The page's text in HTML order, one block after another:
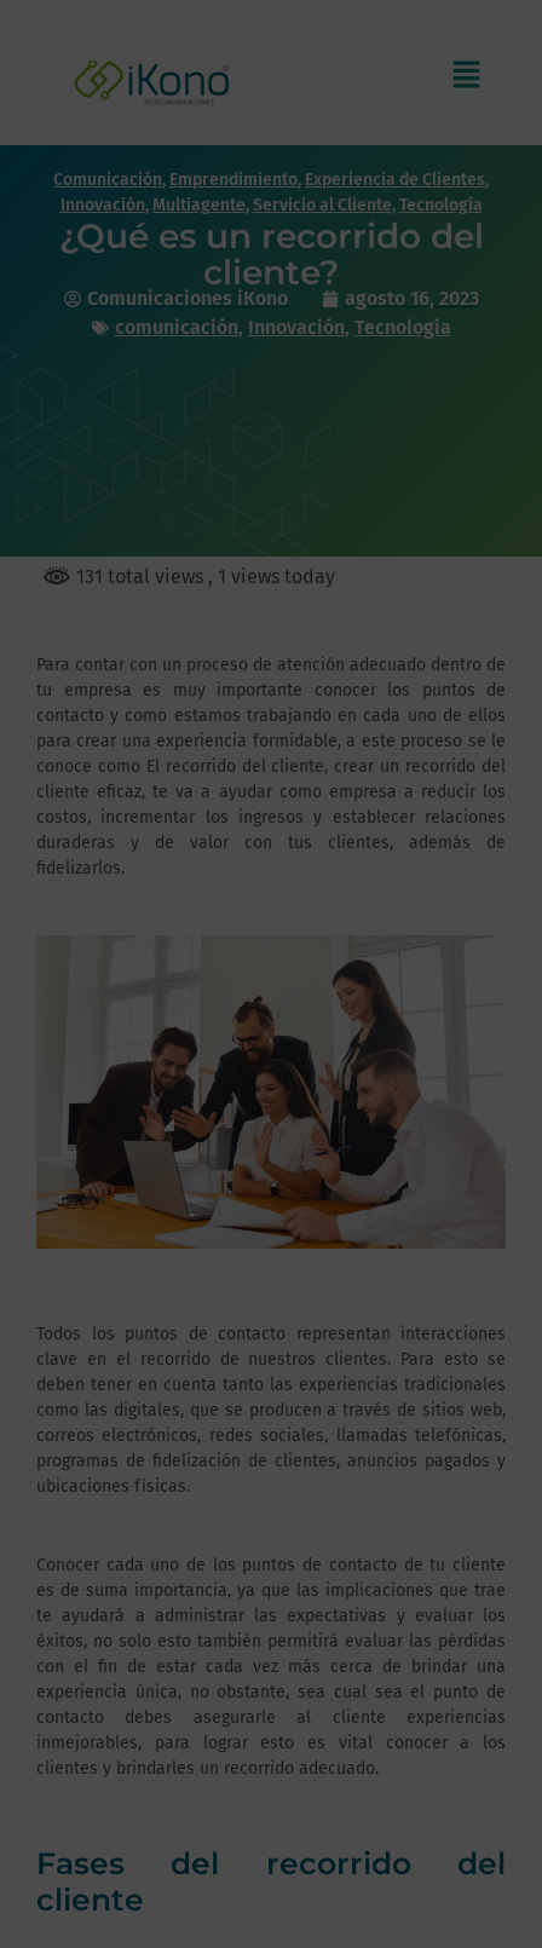
Comunicación, Emprendimiento, Experiencia de Clientes,
Innovación,Multiagente,Servicio al Cliente,Tecnología
¿Qué es un recorrido del
cliente?
Comunicaciones iKono
agosto 16, 2023
comunicación, Innovación, Tecnología
131 total views , 1 views today
Para contar con un proceso de atención adecuado dentro de
tu empresa es muy importante conocer los puntos de
contacto y como estamos trabajando en cada uno de ellos
para crear una experiencia formidable, a este proceso se le
conoce como El recorrido del cliente, crear un recorrido del
cliente eficaz, te va a ayudar como empresa a reducir los
costos, incrementar los ingresos y establecer relaciones
duraderas y de valor con tus clientes, además de
fidelizarlos.
Todos los puntos de contacto representan interacciones
clave en el recorrido de nuestros clientes. Para esto se
deben tener en cuenta tanto las experiencias tradicionales
como las digitales, que se producen a través de sitios web,
correos electrónicos, redes sociales, llamadas telefónicas,
programas de fidelización de clientes, anuncios pagados y
ubicaciones físicas.
Conocer cada uno de los puntos de contacto de tu cliente
es de suma importancia, ya que las implicaciones que trae
te ayudará a administrar las expectativas y evaluar los
éxitos, no solo esto también permitirá evaluar las pérdidas
con el fin de estar cada vez más cerca de brindar una
experiencia única, no obstante, sea cual sea el punto de
contacto debes asegurarle al cliente experiencias
inmejorables, para lograr esto es vital conocer a los
clientes y brindarles un recorrido adecuado.
Fases del recorrido del
cliente